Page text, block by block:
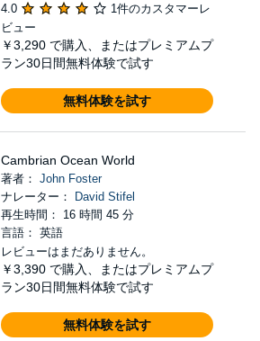
4.0
1件のカスタマーレ
ビュー
￥3,290 で購入、またはプレミアムプ
ラン30日間無料体験で試す
無料体験を試す
Cambrian Ocean World
著者： John Foster
ナレーター：
David Stifel
再生時間： 16 時間 45 分
言語： 英語
レビューはまだありません。
￥3,390 で購入、またはプレミアムプ
ラン30日間無料体験で試す
無料体験を試す